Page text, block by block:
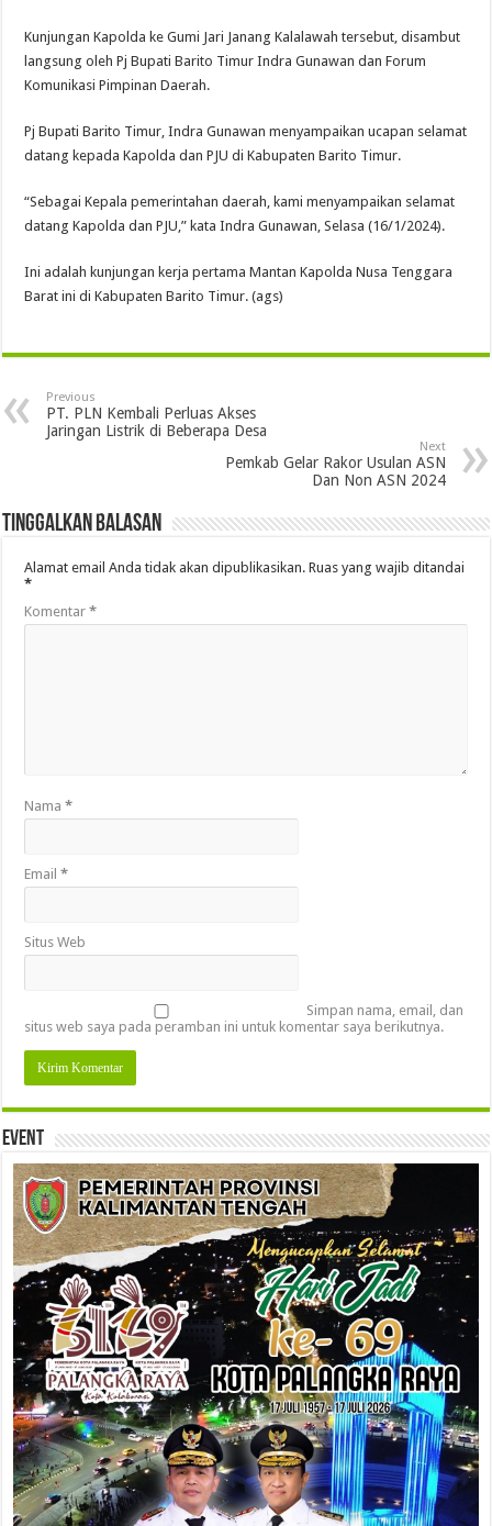
Kunjungan Kapolda ke Gumi Jari Janang Kalalawah tersebut, disambut
langsung oleh Pj Bupati Barito Timur Indra Gunawan dan Forum
Komunikasi Pimpinan Daerah.
Pj Bupati Barito Timur, Indra Gunawan menyampaikan ucapan selamat
datang kepada Kapolda dan PJU di Kabupaten Barito Timur.
“Sebagai Kepala pemerintahan daerah, kami menyampaikan selamat
datang Kapolda dan PJU,” kata Indra Gunawan, Selasa (16/1/2024).
Ini adalah kunjungan kerja pertama Mantan Kapolda Nusa Tenggara
Barat ini di Kabupaten Barito Timur. (ags)
Previous
PT. PLN Kembali Perluas Akses
Jaringan Listrik di Beberapa Desa
Next
Pemkab Gelar Rakor Usulan ASN
Dan Non ASN 2024
Tinggalkan Balasan
Alamat email Anda tidak akan dipublikasikan. Ruas yang wajib ditandai
*
Komentar*
Nama*
Email*
Situs Web
Simpan nama, email, dan
situs web saya pada peramban ini untuk komentar saya berikutnya.
Event